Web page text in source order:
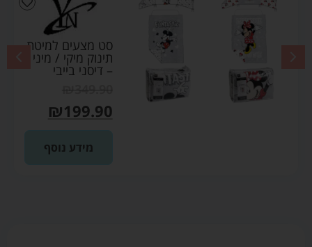
סט מצעים למיטת
תינוק מיקי / מיני
– דיסני בייבי
₪349.90
₪199.90
מידע נוסף